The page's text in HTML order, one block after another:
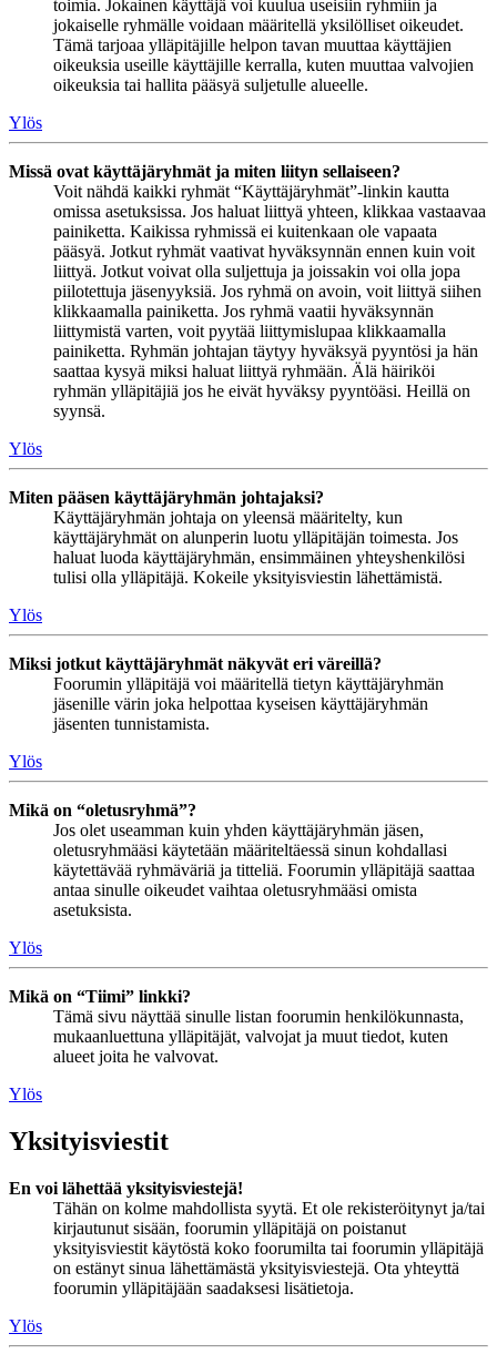
toimia. Jokainen käyttäjä voi kuulua useisiin ryhmiin ja
jokaiselle ryhmälle voidaan määritellä yksilölliset oikeudet.
Tämä tarjoaa ylläpitäjille helpon tavan muuttaa käyttäjien
oikeuksia useille käyttäjille kerralla, kuten muuttaa valvojien
oikeuksia tai hallita pääsyä suljetulle alueelle.
Ylös
Missä ovat käyttäjäryhmät ja miten liityn sellaiseen?
Voit nähdä kaikki ryhmät “Käyttäjäryhmät”-linkin kautta
omissa asetuksissa. Jos haluat liittyä yhteen, klikkaa vastaavaa
painiketta. Kaikissa ryhmissä ei kuitenkaan ole vapaata
pääsyä. Jotkut ryhmät vaativat hyväksynnän ennen kuin voit
liittyä. Jotkut voivat olla suljettuja ja joissakin voi olla jopa
piilotettuja jäsenyyksiä. Jos ryhmä on avoin, voit liittyä siihen
klikkaamalla painiketta. Jos ryhmä vaatii hyväksynnän
liittymistä varten, voit pyytää liittymislupaa klikkaamalla
painiketta. Ryhmän johtajan täytyy hyväksyä pyyntösi ja hän
saattaa kysyä miksi haluat liittyä ryhmään. Älä häiriköi
ryhmän ylläpitäjiä jos he eivät hyväksy pyyntöäsi. Heillä on
syynsä.
Ylös
Miten pääsen käyttäjäryhmän johtajaksi?
Käyttäjäryhmän johtaja on yleensä määritelty, kun
käyttäjäryhmät on alunperin luotu ylläpitäjän toimesta. Jos
haluat luoda käyttäjäryhmän, ensimmäinen yhteyshenkilösi
tulisi olla ylläpitäjä. Kokeile yksityisviestin lähettämistä.
Ylös
Miksi jotkut käyttäjäryhmät näkyvät eri väreillä?
Foorumin ylläpitäjä voi määritellä tietyn käyttäjäryhmän
jäsenille värin joka helpottaa kyseisen käyttäjäryhmän
jäsenten tunnistamista.
Ylös
Mikä on “oletusryhmä”?
Jos olet useamman kuin yhden käyttäjäryhmän jäsen,
oletusryhmääsi käytetään määriteltäessä sinun kohdallasi
käytettävää ryhmäväriä ja titteliä. Foorumin ylläpitäjä saattaa
antaa sinulle oikeudet vaihtaa oletusryhmääsi omista
asetuksista.
Ylös
Mikä on “Tiimi” linkki?
Tämä sivu näyttää sinulle listan foorumin henkilökunnasta,
mukaanluettuna ylläpitäjät, valvojat ja muut tiedot, kuten
alueet joita he valvovat.
Ylös
Yksityisviestit
En voi lähettää yksityisviestejä!
Tähän on kolme mahdollista syytä. Et ole rekisteröitynyt ja/tai
kirjautunut sisään, foorumin ylläpitäjä on poistanut
yksityisviestit käytöstä koko foorumilta tai foorumin ylläpitäjä
on estänyt sinua lähettämästä yksityisviestejä. Ota yhteyttä
foorumin ylläpitäjään saadaksesi lisätietoja.
Ylös